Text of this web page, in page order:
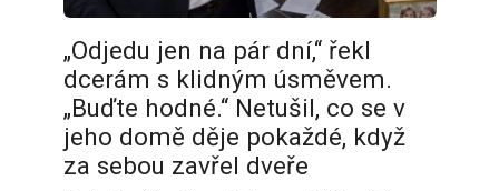
„Odjedu jen na pár dní,“ řekl
dcerám s klidným úsměvem.
„Buďte hodné.“ Netušil, co se v
jeho domě děje pokaždé, když
za sebou zavřel dveře